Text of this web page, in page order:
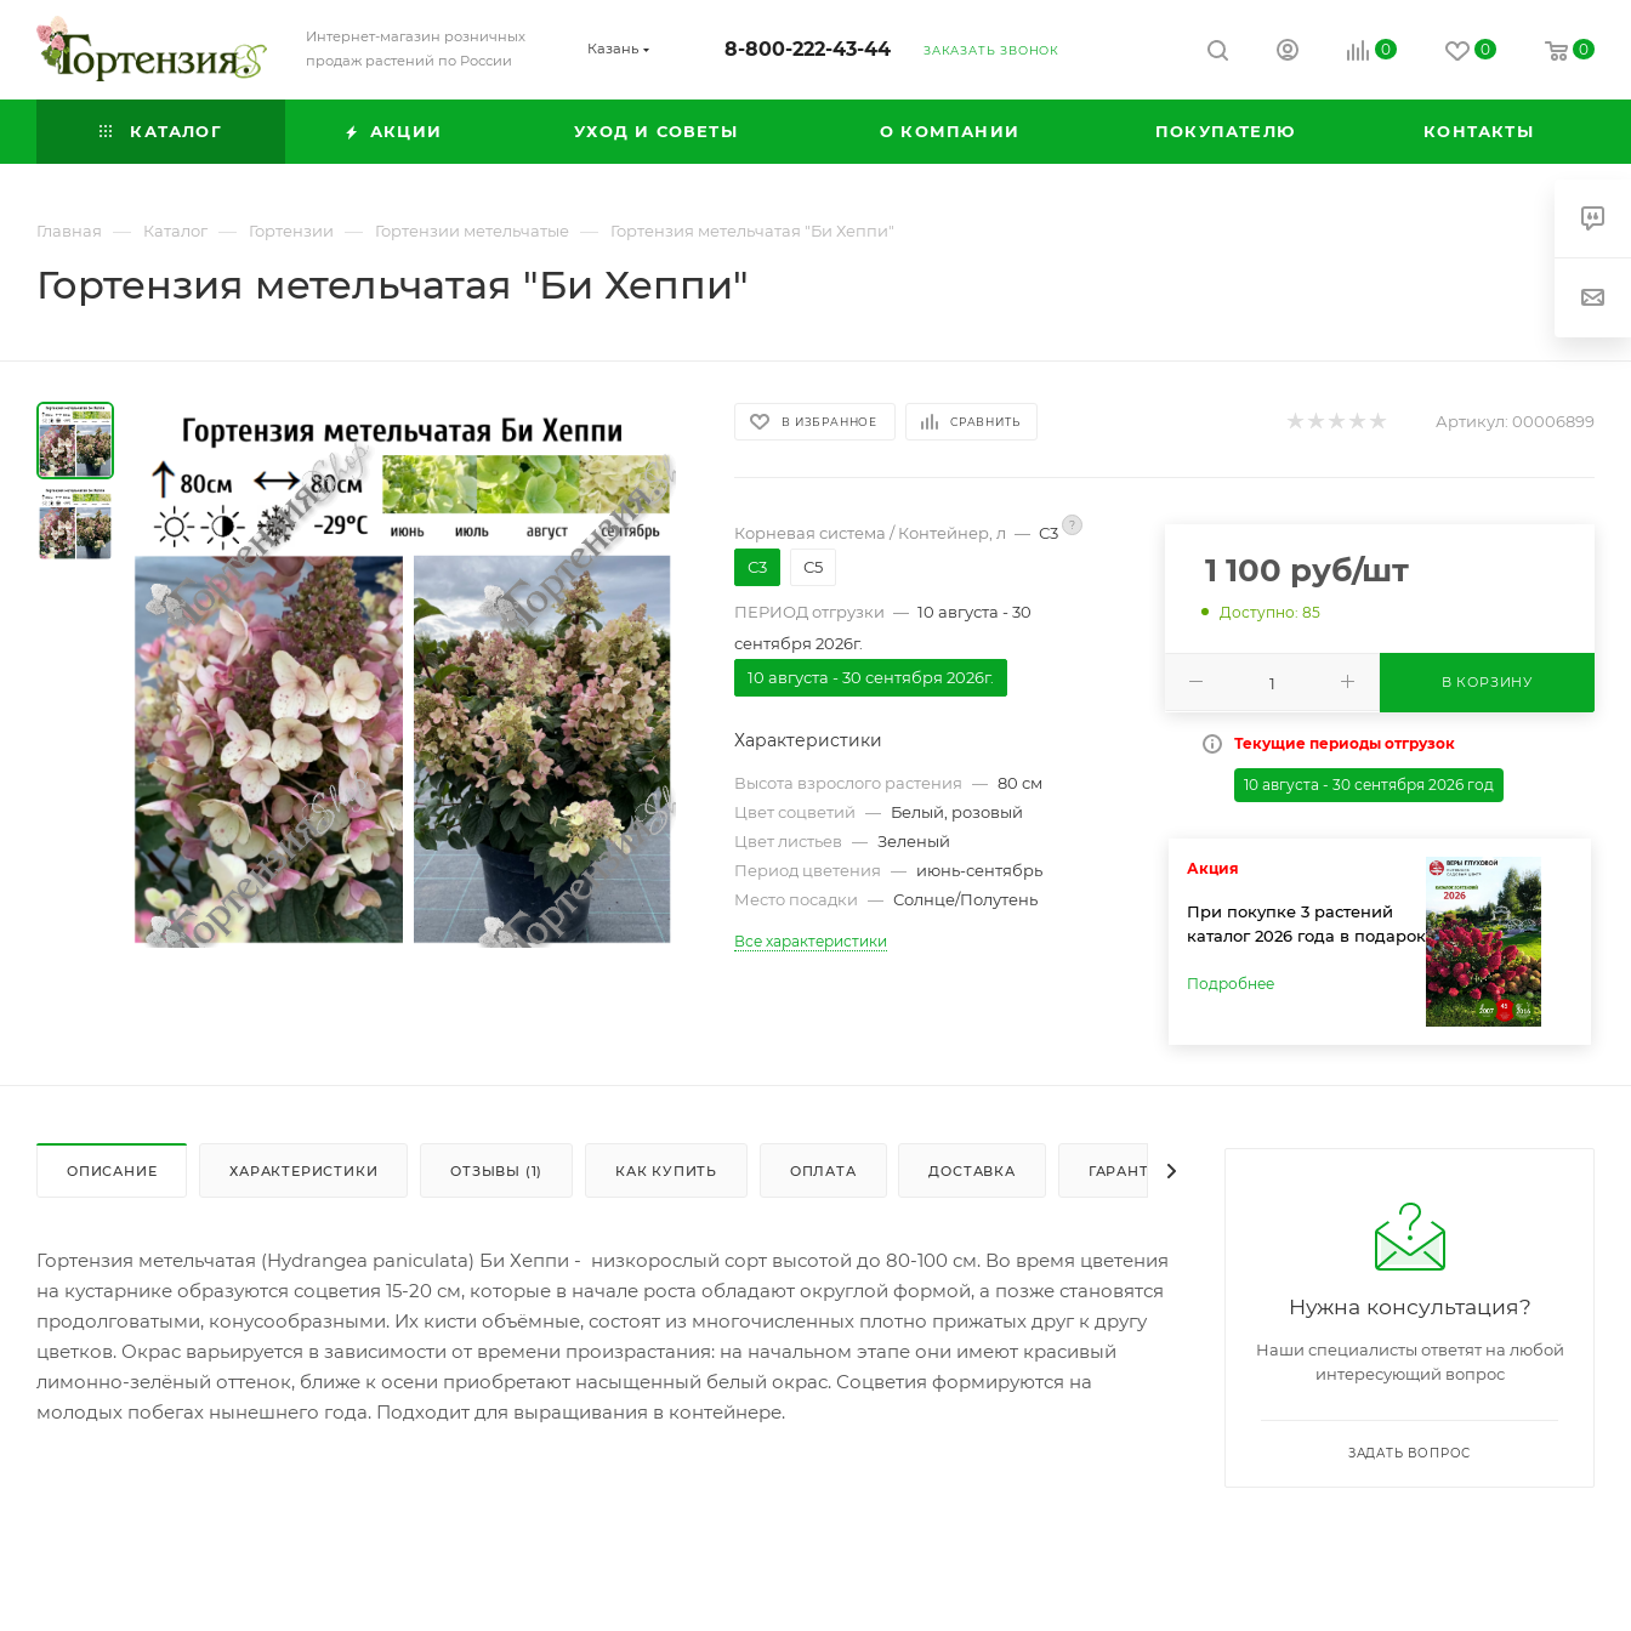
Интернет-магазин розничных
продаж растений по России
Казань 8-800-222-43-44 ЗАКАЗАТЬ ЗВОНОК 0 0 0
КАТАЛОГ АКЦИИ УХОД И СОВЕТЫ О КОМПАНИИ ПОКУПАТЕЛЮ КОНТАКТЫ
Главная — Каталог — Гортензии — Гортензии метельчатые — Гортензия метельчатая "Би Хеппи"
Гортензия метельчатая "Би Хеппи"
В ИЗБРАННОЕ СРАВНИТЬ Артикул: 00006899
Корневая система / Контейнер, л — С3 ?
С3 С5
ПЕРИОД отгрузки — 10 августа - 30
сентября 2026г.
10 августа - 30 сентября 2026г.
Характеристики
Высота взрослого растения — 80 см
Цвет соцветий — Белый, розовый
Цвет листьев — Зеленый
Период цветения — июнь-сентябрь
Место посадки — Солнце/Полутень
Все характеристики
1 100 руб/шт
Доступно: 85
В КОРЗИНУ
Текущие периоды отгрузок
10 августа - 30 сентября 2026 год
Акция
При покупке 3 растений
каталог 2026 года в подарок
Подробнее
ОПИСАНИЕ ХАРАКТЕРИСТИКИ ОТЗЫВЫ (1) КАК КУПИТЬ ОПЛАТА ДОСТАВКА ГАРАНТИИ
Гортензия метельчатая (Hydrangea paniculata) Би Хеппи - низкорослый сорт высотой до 80-100 см. Во время цветения
на кустарнике образуются соцветия 15-20 см, которые в начале роста обладают округлой формой, а позже становятся
продолговатыми, конусообразными. Их кисти объёмные, состоят из многочисленных плотно прижатых друг к другу
цветков. Окрас варьируется в зависимости от времени произрастания: на начальном этапе они имеют красивый
лимонно-зелёный оттенок, ближе к осени приобретают насыщенный белый окрас. Соцветия формируются на
молодых побегах нынешнего года. Подходит для выращивания в контейнере.
Нужна консультация?
Наши специалисты ответят на любой
интересующий вопрос
ЗАДАТЬ ВОПРОС